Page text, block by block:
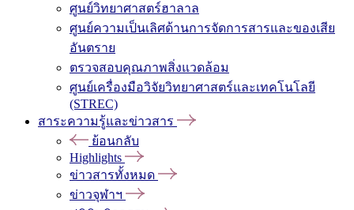
ศูนย์วิทยาศาสตร์ฮาลาล
ศูนย์ความเป็นเลิศด้านการจัดการสารและของเสีย
อันตราย
ตรวจสอบคุณภาพสิ่งแวดล้อม
ศูนย์เครื่องมือวิจัยวิทยาศาสตร์และเทคโนโลยี
(STREC)
สาระความรู้และข่าวสาร
ย้อนกลับ
Highlights
ข่าวสารทั้งหมด
ข่าวจุฬาฯ